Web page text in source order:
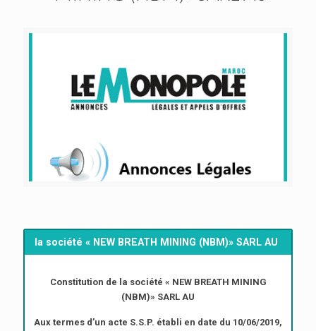
la société « NEW BREATH MINING (NBM)» SARL AU
Constitution de la société « NEW BREATH MINING
(NBM)» SARL AU
Aux termes d’un acte S.S.P. établi en date du 10/06/2019,